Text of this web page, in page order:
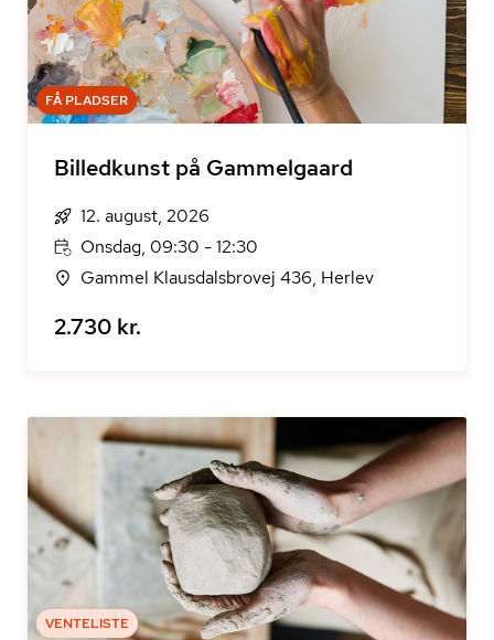
FÅ PLADSER
Billedkunst på Gammelgaard
12. august, 2026
Onsdag, 09:30 - 12:30
Gammel Klausdalsbrovej 436, Herlev
2.730 kr.
VENTELISTE